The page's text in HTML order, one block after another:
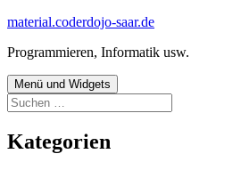
Zum
springen
material.coderdojo-saar.de
Programmieren, Informatik usw.
Menü und Widgets
Suchen
nach:
Kategorien